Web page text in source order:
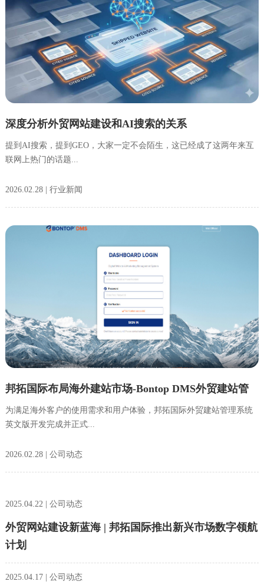
深度分析外贸网站建设和AI搜索的关系
提到AI搜索，提到GEO，大家一定不会陌生，这已经成了这两年来互
联网上热门的话题...
2026.02.28 | 行业新闻
邦拓国际布局海外建站市场-Bontop DMS外贸建站管
理系统国际版正式上线
为满足海外客户的使用需求和用户体验，邦拓国际外贸建站管理系统
英文版开发完成并正式...
2026.02.28 | 公司动态
2025.04.22 | 公司动态
外贸网站建设新蓝海 | 邦拓国际推出新兴市场数字领航
计划
2025.04.17 | 公司动态